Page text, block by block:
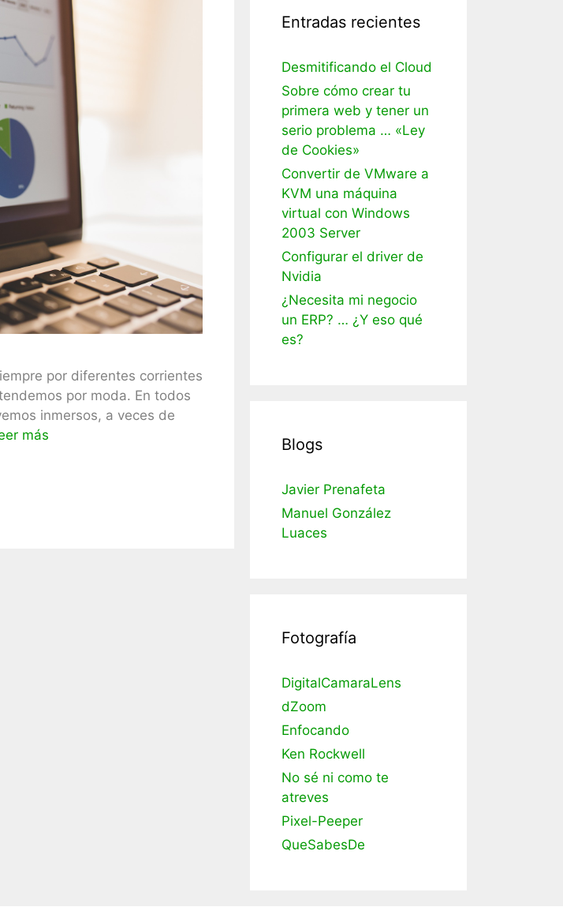
por diferentes corrientes
por moda. En todos
inmersos, a veces de
más
Entradas recientes
Desmitificando el Cloud
Sobre cómo crear tu
primera web y tener un
serio problema … «Ley
de Cookies»
Convertir de VMware a
KVM una máquina
virtual con Windows
2003 Server
Configurar el driver de
Nvidia
¿Necesita mi negocio
un ERP? … ¿Y eso qué
es?
Blogs
Javier Prenafeta
Manuel González
Luaces
Fotografía
DigitalCamaraLens
dZoom
Enfocando
Ken Rockwell
No sé ni como te
atreves
Pixel-Peeper
QueSabesDe